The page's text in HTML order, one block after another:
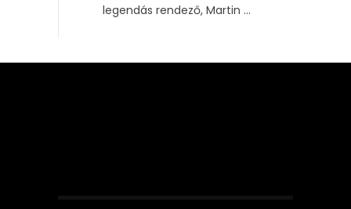
legendás rendező, Martin ...